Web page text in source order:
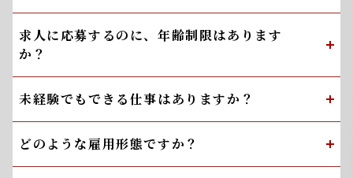
求人に応募するのに、年齢制限はあります
か？
未経験でもできる仕事はありますか？
どのような雇用形態ですか？